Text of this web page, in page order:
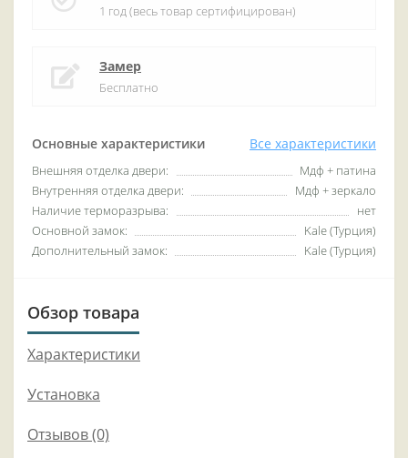
Основные характеристики Все характеристики
Внешняя отделка двери:
Мдф + патина
Внутренняя отделка двери:
Мдф + зеркало
Наличие терморазрыва:
нет
Основной замок:
Kale (Турция)
Дополнительный замок:
Kale (Турция)
1 год (весь товар сертифицирован)
Замер
Бесплатно
Обзор товара
Характеристики
Установка
Отзывов (0)